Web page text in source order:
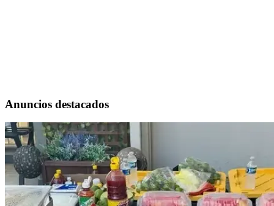
Anuncios destacados